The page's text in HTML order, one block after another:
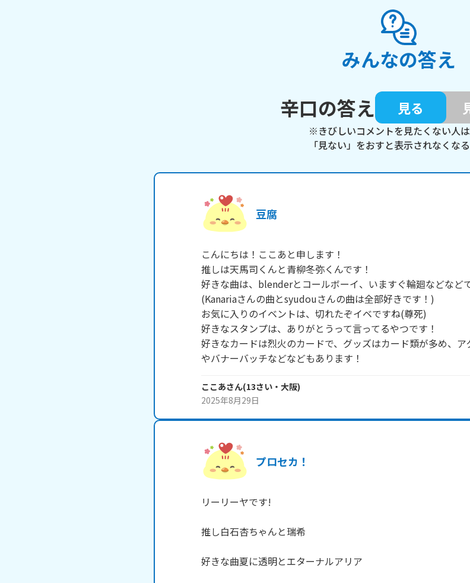
みんなの答え
辛口の答え
見る
※きびしいコメントを見たくない人は
「見ない」をおすと表示されなくなる
豆腐
こんにちは！ここあと申します！
推しは天馬司くんと青柳冬弥くんです！
好きな曲は、blenderとコールボーイ、いますぐ輪廻などなど
(Kanariaさんの曲とsyudouさんの曲は全部好きです！)
お気に入りのイベントは、切れたぞイベですね(尊死)
好きなスタンプは、ありがとうって言ってるやつです！
好きなカードは烈火のカードで、グッズはカード類が多め、
やバナーバッチなどなどもあります！
ここあさん(13さい・ 大阪)
2025年8月29日
プロセカ！
リーリーヤです!
推し白石杏ちゃんと瑞希
好きな曲夏に透明とエターナルアリア